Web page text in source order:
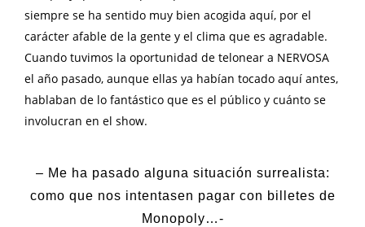
siempre se ha sentido muy bien acogida aquí, por el
carácter afable de la gente y el clima que es agradable.
Cuando tuvimos la oportunidad de telonear a NERVOSA
el año pasado, aunque ellas ya habían tocado aquí antes,
hablaban de lo fantástico que es el público y cuánto se
involucran en el show.
– Me ha pasado alguna situación surrealista:
como que nos intentasen pagar con billetes de
Monopoly…-